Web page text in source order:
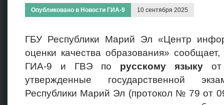
Опубликовано в Новости ГИА-9 10 сентября 2025
ГБУ Республики Марий Эл «Центр
оценки качества образования»
ГИА-9 и ГВЭ по русскому языку от
утвержденные государственной
Республики Марий Эл (протокол № 79 от